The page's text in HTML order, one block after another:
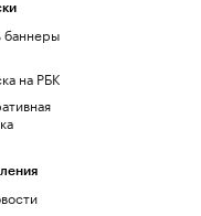
баннеры
на РБК